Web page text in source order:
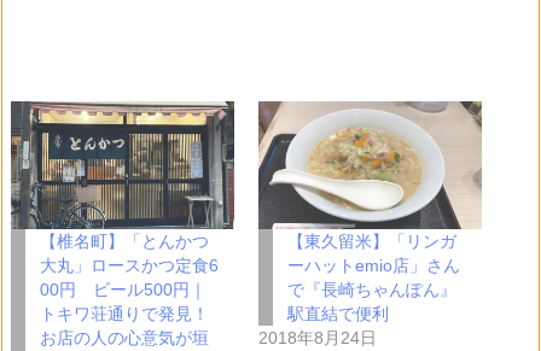
【椎名町】「とんかつ
大丸」ロースかつ定食6
00円 ビール500円｜
トキワ荘通りで発見！
お店の人の心意気が垣
【東久留米】「リンガ
ーハットemio店」さん
で『長崎ちゃんぽん』
駅直結で便利
2018年8月24日